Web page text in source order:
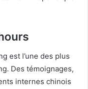
est l’une des plus
Des témoignages,
internes chinois